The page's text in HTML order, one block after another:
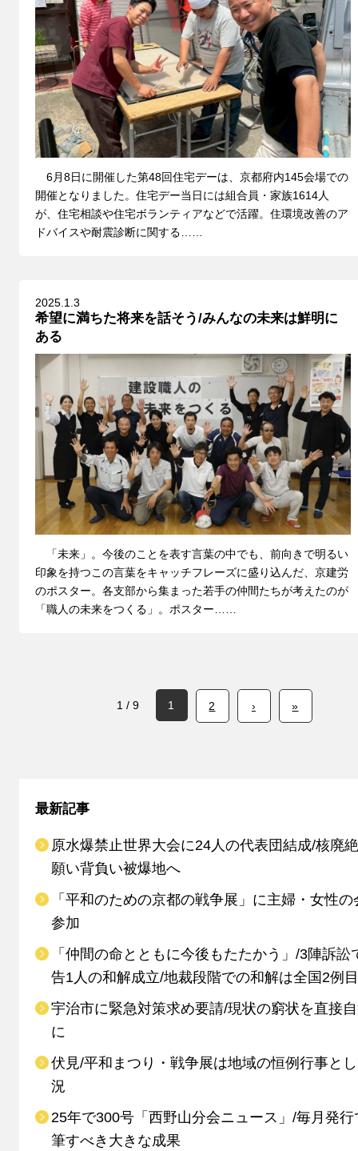
6月8日に開催した第48回住宅デーは、京都府内145会場での
開催となりました。住宅デー当日には組合員・家族1614人
が、住宅相談や住宅ボランティアなどで活躍。住環境改善のア
ドバイスや耐震診断に関する……
2025.1.3
希望に満ちた将来を話そう/みんなの未来は鮮明に
ある
「未来」。今後のことを表す言葉の中でも、前向きで明るい
印象を持つこの言葉をキャッチフレーズに盛り込んだ、京建労
のポスター。各支部から集まった若手の仲間たちが考えたのが
「職人の未来をつくる」。ポスター……
1 / 9 1 2 › »
最新記事
原水爆禁止世界大会に24人の代表団結成/核廃
願い背負い被爆地へ
「平和のための京都の戦争展」に主婦・女性の
参加
「仲間の命とともに今後もたたかう」/3陣訴訟
告1人の和解成立/地裁段階での和解は全国2例目
宇治市に緊急対策求め要請/現状の窮状を直接
に
伏見/平和まつり・戦争展は地域の恒例行事と
況
25年で300号「西野山分会ニュース」/毎月発行
筆すべき大きな成果